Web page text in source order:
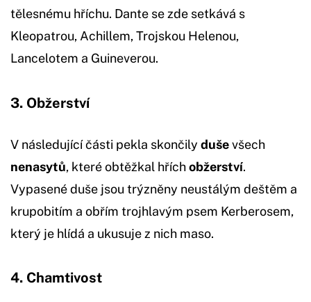
tělesnému hříchu. Dante se zde setkává s
Kleopatrou, Achillem, Trojskou Helenou,
Lancelotem a Guineverou.
3. Obžerství
V následující části pekla skončily duševšech
nenasytů, které obtěžkal hříchobžerství.
Vypasené duše jsou trýzněny neustálým deštěm a
krupobitím a obřím trojhlavým psem Kerberosem,
který je hlídá a ukusuje z nich maso.
4. Chamtivost